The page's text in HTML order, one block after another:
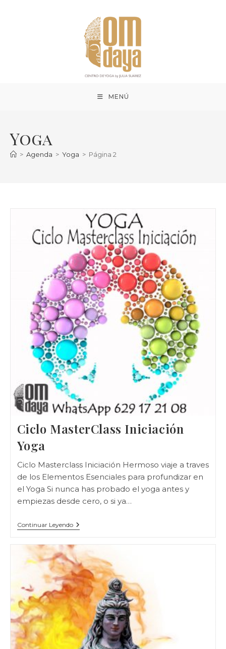
MENÚ
Yoga
> Agenda > Yoga > Página 2
Ciclo MasterClass Iniciación
Yoga
Ciclo Masterclass Iniciación Hermoso viaje a traves
de los Elementos Esenciales para profundizar en
el Yoga Si nunca has probado el yoga antes y
empiezas desde cero, o si ya…
Continuar LeyendoCiclo
MasterClass
Yoga